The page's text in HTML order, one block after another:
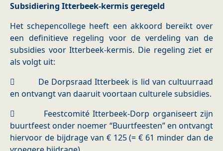
Subsidiering Itterbeek-kermis geregeld
Het schepencollege heeft een akkoord bereikt over
een definitieve regeling voor de verdeling van de
subsidies voor Itterbeek-kermis. Die regeling ziet er
als volgt uit:
 De Dorpsraad Itterbeek is lid van cultuurraad
en ontvangt van daaruit voortaan culturele subsidies.
 Feestcomité Itterbeek-Dorp organiseert zijn
buurtfeest onder noemer “Buurtfeesten” en ontvangt
hiervoor de bijdrage van € 125 (= € 61 minder dan de